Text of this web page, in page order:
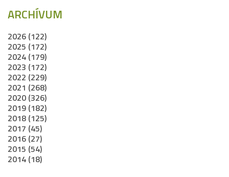
ARCHÍVUM
2026 (122)
2025 (172)
2024 (179)
2023 (172)
2022 (229)
2021 (268)
2020 (326)
2019 (182)
2018 (125)
2017 (45)
2016 (27)
2015 (54)
2014 (18)